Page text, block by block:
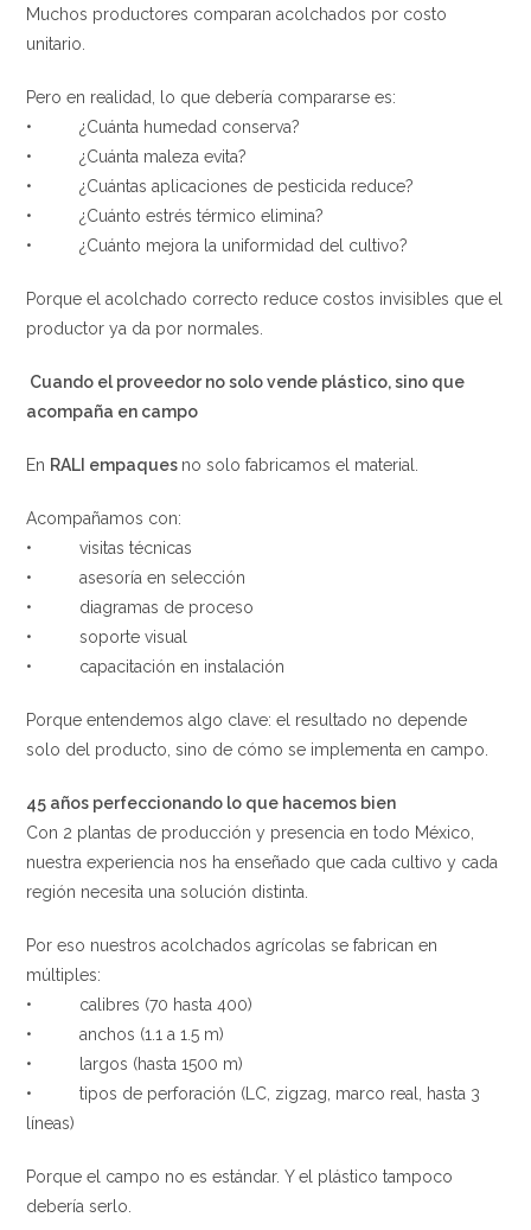
Muchos productores comparan acolchados por costo
unitario.
Pero en realidad, lo que debería compararse es:
• ¿Cuánta humedad conserva?
• ¿Cuánta maleza evita?
• ¿Cuántas aplicaciones de pesticida reduce?
• ¿Cuánto estrés térmico elimina?
• ¿Cuánto mejora la uniformidad del cultivo?
Porque el acolchado correcto reduce costos invisibles que el
productor ya da por normales.
Cuando el proveedor no solo vende plástico, sino que
acompaña en campo
En RALI empaques no solo fabricamos el material.
Acompañamos con:
• visitas técnicas
• asesoría en selección
• diagramas de proceso
• soporte visual
• capacitación en instalación
Porque entendemos algo clave: el resultado no depende
solo del producto, sino de cómo se implementa en campo.
45 años perfeccionando lo que hacemos bien
Con 2 plantas de producción y presencia en todo México,
nuestra experiencia nos ha enseñado que cada cultivo y cada
región necesita una solución distinta.
Por eso nuestros acolchados agrícolas se fabrican en
múltiples:
• calibres (70 hasta 400)
• anchos (1.1 a 1.5 m)
• largos (hasta 1500 m)
• tipos de perforación (LC, zigzag, marco real, hasta 3
líneas)
Porque el campo no es estándar. Y el plástico tampoco
debería serlo.